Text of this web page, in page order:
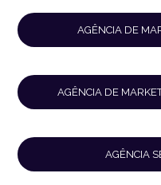
AGÊNCIA DE
AGÊNCIA DE
AGÊNCIA